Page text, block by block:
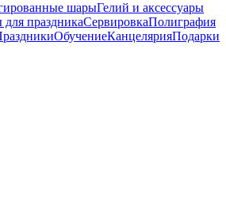
шарыГелий и аксессуары
для праздникаСервировкаПолиграфия
ОбучениеКанцелярияПодарки